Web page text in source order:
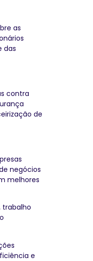
as
das
contra
de
negócios
melhores
trabalho
e